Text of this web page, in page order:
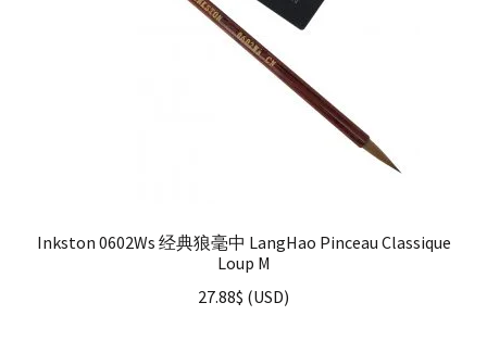
Inkston 0602Ws 经典狼毫中 LangHao Pinceau Classique
Loup M
27.88$ (USD)